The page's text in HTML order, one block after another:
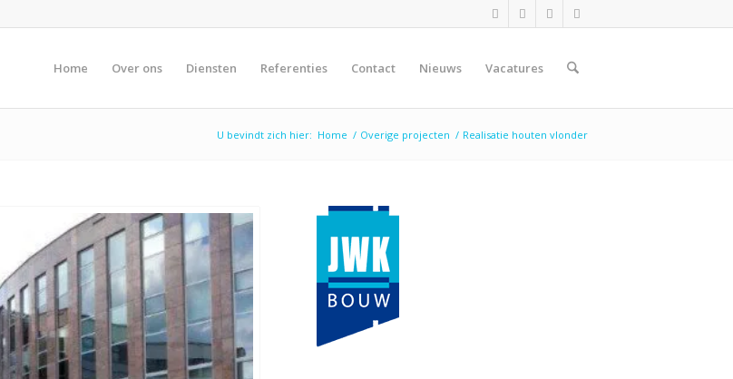
Home Over ons Diensten Referenties Contact Nieuws Vacatures
U bevindt zich hier: Home / Overige projecten / Realisatie houten vlonder